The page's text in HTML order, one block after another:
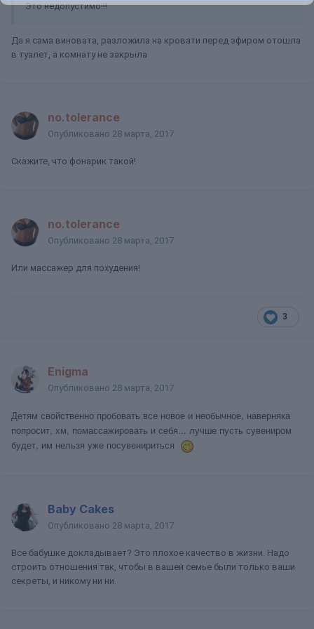
Это недопустимо!!!
Да я сама виновата, разложила на кровати перед эфиром отошла
в туалет, а комнату не закрыла
no.tolerance
Опубликовано 28 марта, 2017
Скажите, что фонарик такой!
no.tolerance
Опубликовано 28 марта, 2017
Или массажер для похудения!
3
Enigma
Опубликовано 28 марта, 2017
Детям свойственно пробовать все новое и необычное, наверняка
попросит, хм, помассажировать и себя... лучше пусть сувениром
будет, им нельзя уже посувенириться
Baby Cakes
Опубликовано 28 марта, 2017
Все бабушке докладывает? Это плохое качество в жизни. Надо
строить отношения так, чтобы в вашей семье были только ваши
секреты, и никому ни ни.